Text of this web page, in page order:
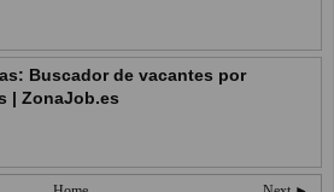
Buscador de vacantes por
| ZonaJob.es